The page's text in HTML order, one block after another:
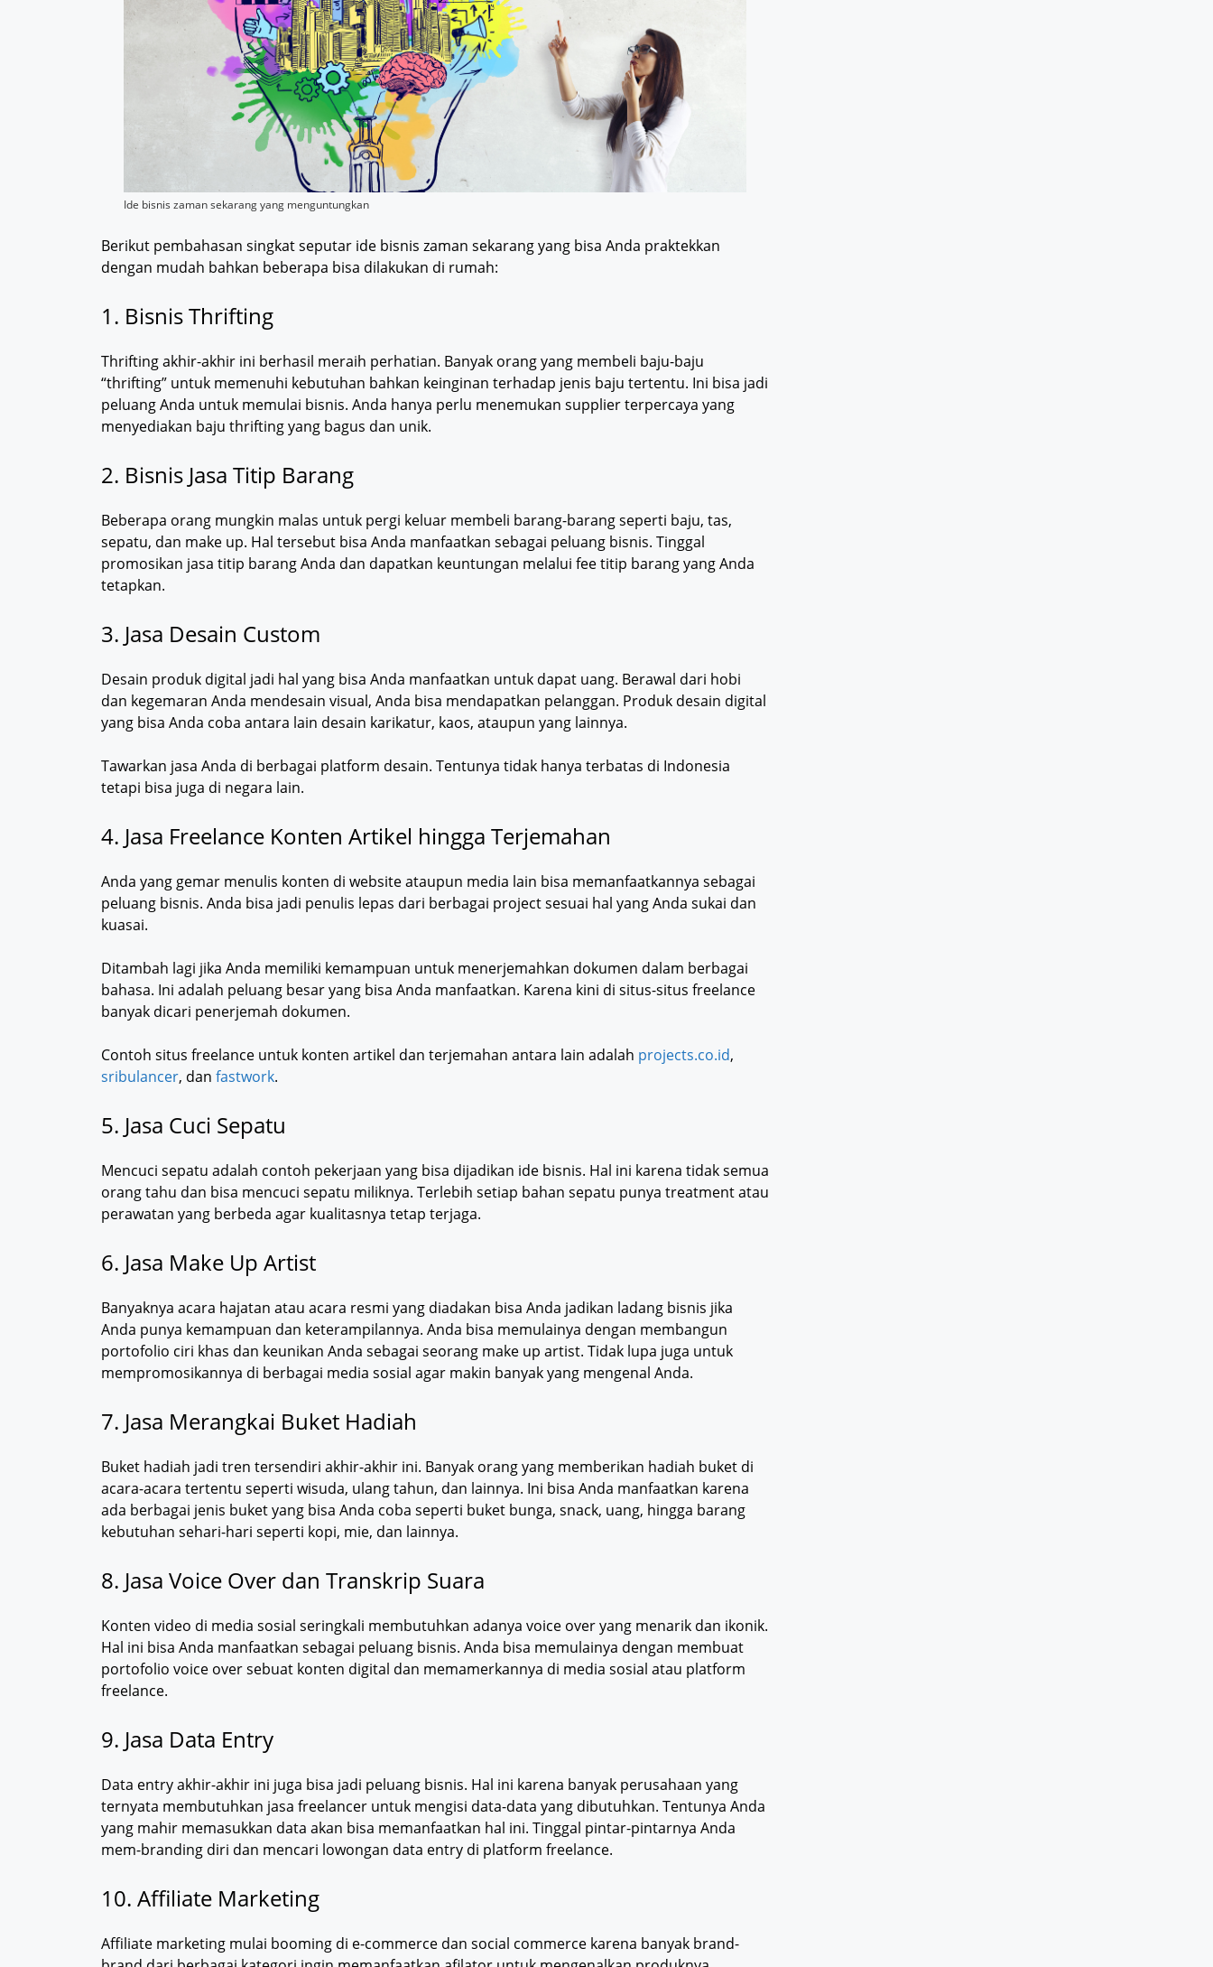
Ide bisnis zaman sekarang yang menguntungkan
Berikut pembahasan singkat seputar ide bisnis zaman sekarang yang bisa Anda praktekkan
dengan mudah bahkan beberapa bisa dilakukan di rumah:
1. Bisnis Thrifting
Thrifting akhir-akhir ini berhasil meraih perhatian. Banyak orang yang membeli baju-baju
“thrifting” untuk memenuhi kebutuhan bahkan keinginan terhadap jenis baju tertentu. Ini bisa jadi
peluang Anda untuk memulai bisnis. Anda hanya perlu menemukan supplier terpercaya yang
menyediakan baju thrifting yang bagus dan unik.
2. Bisnis Jasa Titip Barang
Beberapa orang mungkin malas untuk pergi keluar membeli barang-barang seperti baju, tas,
sepatu, dan make up. Hal tersebut bisa Anda manfaatkan sebagai peluang bisnis. Tinggal
promosikan jasa titip barang Anda dan dapatkan keuntungan melalui fee titip barang yang Anda
tetapkan.
3. Jasa Desain Custom
Desain produk digital jadi hal yang bisa Anda manfaatkan untuk dapat uang. Berawal dari hobi
dan kegemaran Anda mendesain visual, Anda bisa mendapatkan pelanggan. Produk desain digital
yang bisa Anda coba antara lain desain karikatur, kaos, ataupun yang lainnya.
Tawarkan jasa Anda di berbagai platform desain. Tentunya tidak hanya terbatas di Indonesia
tetapi bisa juga di negara lain.
4. Jasa Freelance Konten Artikel hingga Terjemahan
Anda yang gemar menulis konten di website ataupun media lain bisa memanfaatkannya sebagai
peluang bisnis. Anda bisa jadi penulis lepas dari berbagai project sesuai hal yang Anda sukai dan
kuasai.
Ditambah lagi jika Anda memiliki kemampuan untuk menerjemahkan dokumen dalam berbagai
bahasa. Ini adalah peluang besar yang bisa Anda manfaatkan. Karena kini di situs-situs freelance
banyak dicari penerjemah dokumen.
Contoh situs freelance untuk konten artikel dan terjemahan antara lain adalah projects.co.id,
sribulancer, dan fastwork.
5. Jasa Cuci Sepatu
Mencuci sepatu adalah contoh pekerjaan yang bisa dijadikan ide bisnis. Hal ini karena tidak semua
orang tahu dan bisa mencuci sepatu miliknya. Terlebih setiap bahan sepatu punya treatment atau
perawatan yang berbeda agar kualitasnya tetap terjaga.
6. Jasa Make Up Artist
Banyaknya acara hajatan atau acara resmi yang diadakan bisa Anda jadikan ladang bisnis jika
Anda punya kemampuan dan keterampilannya. Anda bisa memulainya dengan membangun
portofolio ciri khas dan keunikan Anda sebagai seorang make up artist. Tidak lupa juga untuk
mempromosikannya di berbagai media sosial agar makin banyak yang mengenal Anda.
7. Jasa Merangkai Buket Hadiah
Buket hadiah jadi tren tersendiri akhir-akhir ini. Banyak orang yang memberikan hadiah buket di
acara-acara tertentu seperti wisuda, ulang tahun, dan lainnya. Ini bisa Anda manfaatkan karena
ada berbagai jenis buket yang bisa Anda coba seperti buket bunga, snack, uang, hingga barang
kebutuhan sehari-hari seperti kopi, mie, dan lainnya.
8. Jasa Voice Over dan Transkrip Suara
Konten video di media sosial seringkali membutuhkan adanya voice over yang menarik dan ikonik.
Hal ini bisa Anda manfaatkan sebagai peluang bisnis. Anda bisa memulainya dengan membuat
portofolio voice over sebuat konten digital dan memamerkannya di media sosial atau platform
freelance.
9. Jasa Data Entry
Data entry akhir-akhir ini juga bisa jadi peluang bisnis. Hal ini karena banyak perusahaan yang
ternyata membutuhkan jasa freelancer untuk mengisi data-data yang dibutuhkan. Tentunya Anda
yang mahir memasukkan data akan bisa memanfaatkan hal ini. Tinggal pintar-pintarnya Anda
mem-branding diri dan mencari lowongan data entry di platform freelance.
10. Affiliate Marketing
Affiliate marketing mulai booming di e-commerce dan social commerce karena banyak brand-